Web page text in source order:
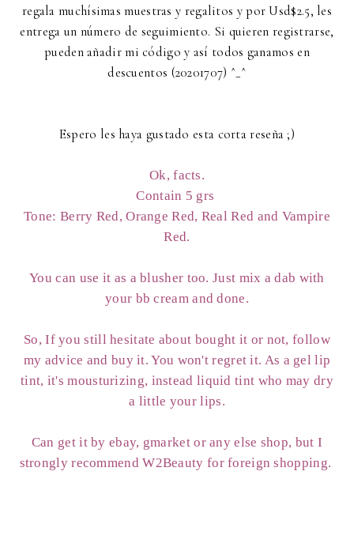
regala muchísimas muestras y regalitos y por Usd$2.5, les
entrega un número de seguimiento. Si quieren registrarse,
pueden añadir mi código y así todos ganamos en
descuentos (20201707) ^_^
Espero les haya gustado esta corta reseña ;)
Ok, facts.
Contain 5 grs
Tone: Berry Red, Orange Red, Real Red and Vampire
Red.
You can use it as a blusher too. Just mix a dab with
your bb cream and done.
So, If you still hesitate about bought it or not, follow
my advice and buy it. You won't regret it. As a gel lip
tint, it's mousturizing, instead liquid tint who may dry
a little your lips.
Can get it by ebay, gmarket or any else shop, but I
strongly recommend W2Beauty for foreign shopping.